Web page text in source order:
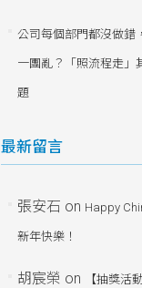
公司每個部門都沒做錯
一團亂？「照流程走」
題
最新留言
張安石 on Happy
新年快樂！
胡宸榮 on 【抽獎活